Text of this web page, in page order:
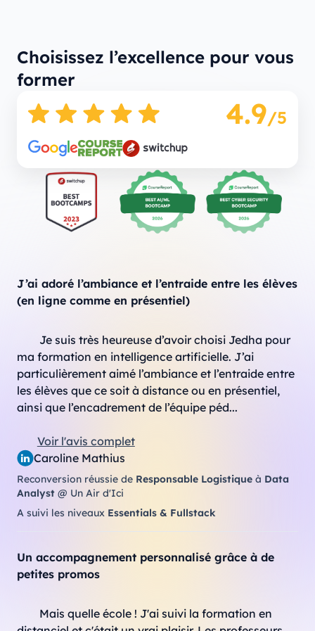
Choisissez l’excellence pour vous
former
4.9/5
Caroline Mathius
Reconversion réussie de Responsable Logistique à Data
Analyst @ Un Air d'Ici
A suivi les niveaux Essentials & Fullstack
J’ai adoré l’ambiance et l’entraide entre les élèves
(en ligne comme en présentiel)
Je suis très heureuse d’avoir choisi Jedha pour
ma formation en intelligence artificielle. J’ai
particulièrement aimé l’ambiance et l’entraide entre
les élèves que ce soit à distance ou en présentiel,
ainsi que l’encadrement de l’équipe péd...
Voir l'avis complet
Un accompagnement personnalisé grâce à de
petites promos
Mais quelle école ! J'ai suivi la formation en